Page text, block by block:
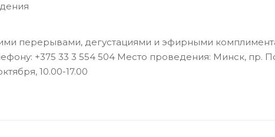
перерывами, дегустациями и эфирными
+375 33 3 554 504 Место проведения: Минск, пр.
10.00-17.00